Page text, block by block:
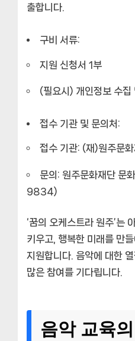
출합니다.
구비 서류:
지원 신청서 1부
(필요시) 개인정보 수집
접수 기관 및 문의처:
접수 기관: (재)원주문
문의: 원주문화재단
9834)
‘꿈의 오케스트라 원주’는
키우고, 행복한 미래를 만
지원합니다. 음악에 대한
많은 참여를 기다립니다.
음악 교육